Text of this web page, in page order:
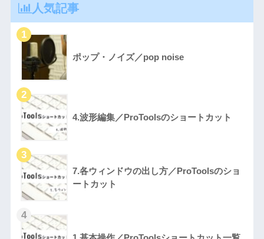
人気記事
ポップ・ノイズ／pop noise
4.波形編集／ProToolsのショートカット
7.各ウィンドウの出し方／ProToolsのショ
ートカット